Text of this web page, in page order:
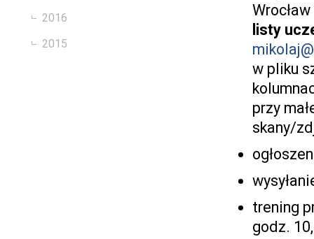
2016
2015
Wrocław
listy
w pliku
przy
skany/
trening
godz.